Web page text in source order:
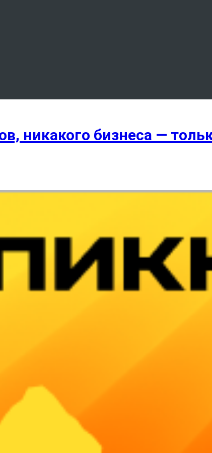
никакого бизнеса —